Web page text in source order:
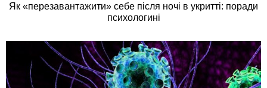
Як «перезавантажити» себе після ночі в укритті: поради
психологині